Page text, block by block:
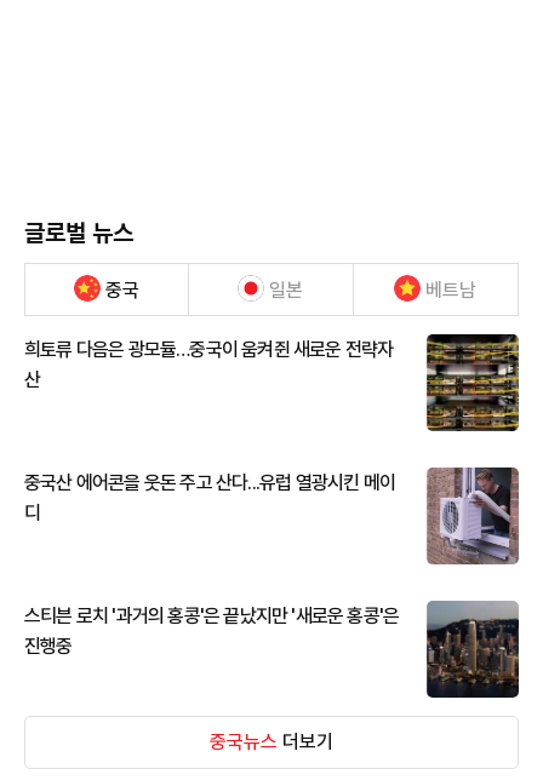
글로벌 뉴스
중국 일본 베트남
희토류 다음은 광모듈…중국이 움켜쥔 새로운 전략자
산
중국산 에어콘을 웃돈 주고 산다...유럽 열광시킨 메이
디
스티븐 로치 '과거의 홍콩'은 끝났지만 '새로운 홍콩'은
진행중
중국뉴스 더보기